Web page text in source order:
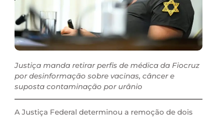
Justiça manda retirar perfis de médica da Fiocruz
por desinformação sobre vacinas, câncer e
suposta contaminação por urânio
A Justiça Federal determinou a remoção de dois